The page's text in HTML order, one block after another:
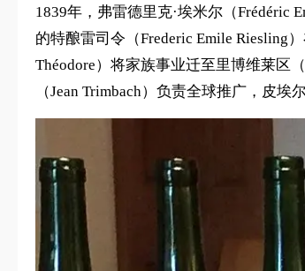
1839年，弗雷德里克·埃米尔（Frédéric
的特酿雷司令（Frederic Emile Riesling
Théodore）将家族事业迁至里博维莱区
（Jean Trimbach）负责全球推广，皮埃